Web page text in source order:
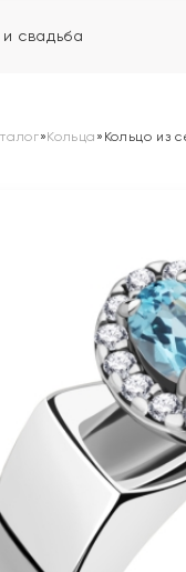
свадьба
»Кольца » Кольцо из